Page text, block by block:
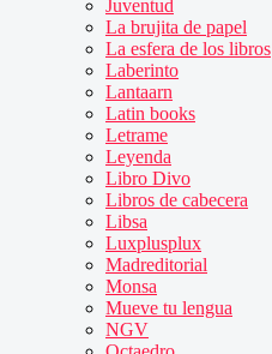
Juventud
La brujita de papel
La esfera de los libros
Laberinto
Lantaarn
Latin books
Letrame
Leyenda
Libro Divo
Libros de cabecera
Libsa
Luxplusplux
Madreditorial
Monsa
Mueve tu lengua
NGV